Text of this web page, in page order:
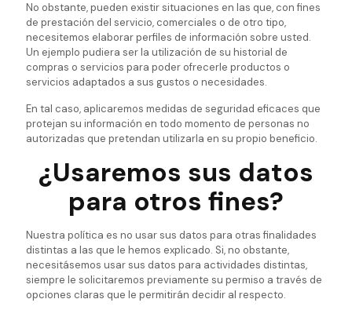
No obstante, pueden existir situaciones en las que, con fines
de prestación del servicio, comerciales o de otro tipo,
necesitemos elaborar perfiles de información sobre usted.
Un ejemplo pudiera ser la utilización de su historial de
compras o servicios para poder ofrecerle productos o
servicios adaptados a sus gustos o necesidades.
En tal caso, aplicaremos medidas de seguridad eficaces que
protejan su información en todo momento de personas no
autorizadas que pretendan utilizarla en su propio beneficio.
¿Usaremos sus datos
para otros fines?
Nuestra política es no usar sus datos para otras finalidades
distintas a las que le hemos explicado. Si, no obstante,
necesitásemos usar sus datos para actividades distintas,
siempre le solicitaremos previamente su permiso a través de
opciones claras que le permitirán decidir al respecto.